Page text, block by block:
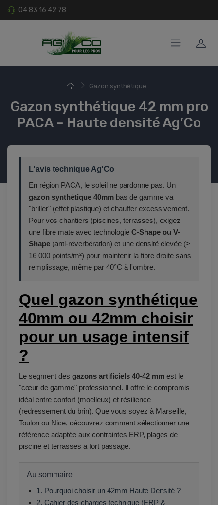
04 83 16 42 78
Gazon synthétique...
Gazon synthétique 42 mm pro
PACA – Haute densité Ag’Co
L'avis technique Ag'Co
En région PACA, le soleil ne pardonne pas. Un
gazon synthétique 40mm bas de gamme va
"briller" (effet plastique) et chauffer excessivement.
Pour vos chantiers (piscines, terrasses), exigez
une fibre mate avec technologie C-Shape ou V-
Shape (anti-réverbération) et une densité élevée (>
16 000 points/m²) pour maintenir la fibre droite sans
remplissage, même par 40°C à l'ombre.
Quel gazon synthétique
40mm ou 42mm choisir
pour un usage intensif
?
Le segment des gazons artificiels 40-42 mm est le
"cœur de gamme" professionnel. Il offre le compromis
idéal entre confort (moelleux) et résilience
(redressement du brin). Que vous soyez à Marseille,
Toulon ou Nice, découvrez comment sélectionner une
référence adaptée aux contraintes ERP, plages de
piscine et terrasses à fort passage.
Au sommaire
1. Pourquoi choisir un 42mm Haute Densité ?
2. Cahier des charges technique (ERP &